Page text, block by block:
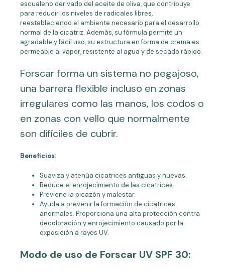
escualeno derivado del aceite de oliva, que contribuye
para reducir los niveles de radicales libres,
reestableciendo el ambiente necesario para el desarrollo
normal de la cicatriz. Además, su fórmula permite un
agradable y fácil uso, su estructura en forma de crema es
permeable al vapor, resistente al agua y de secado rápido.
Forscar forma un sistema no pegajoso,
una barrera flexible incluso en zonas
irregulares como las manos, los codos o
en zonas con vello que normalmente
son difíciles de cubrir.
Beneficios:
Suaviza y atenúa cicatrices antiguas y nuevas.
Reduce el enrojecimiento de las cicatrices.
Previene la picazón y malestar.
Ayuda a prevenir la formación de cicatrices
anormales. Proporciona una alta protección contra
decoloración y enrojecimiento causado por la
exposición a rayos UV.
Modo de uso de Forscar UV SPF 30: